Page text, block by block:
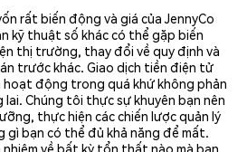
rất biến động và giá của JennyCo
kỹ thuật số khác có thể gặp biến
thị trường, thay đổi về quy định và
trước khác. Giao dịch tiền điện tử
hoạt động trong quá khứ không phản
Chúng tôi thực sự khuyên bạn nên
thực hiện các chiến lược quản lý
gì bạn có thể đủ khả năng để mất.
nhiệm về bất kỳ tổn thất nào mà bạn